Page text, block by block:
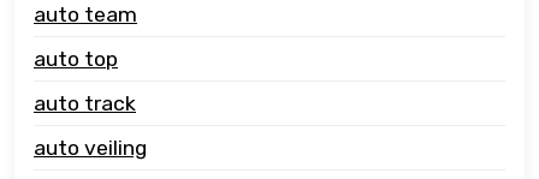
auto team
auto top
auto track
auto veiling